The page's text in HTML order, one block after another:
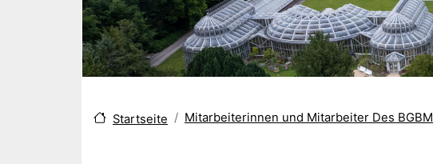
Startseite Mitarbeiterinnen und Mitarbeiter Des BGBM